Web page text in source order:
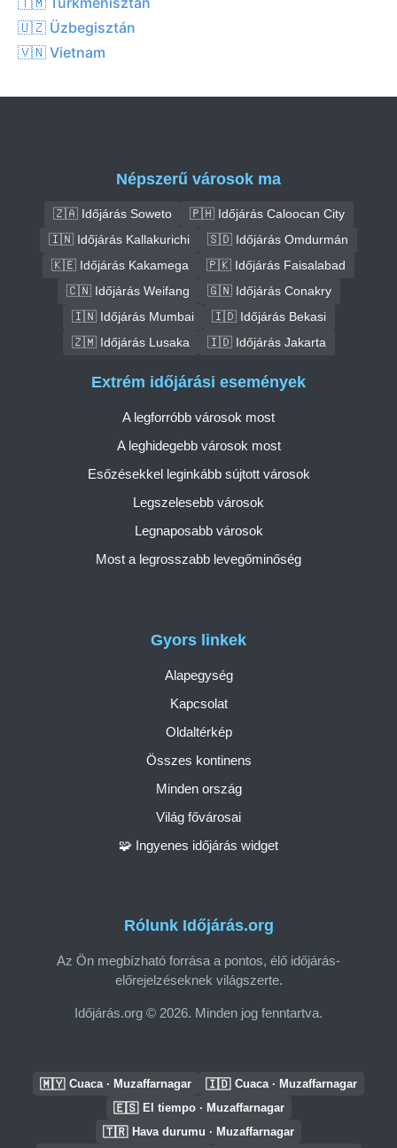
🇺🇿 Üzbegisztán
🇻🇳 Vietnam
Népszerű városok ma
🇿🇦 Időjárás Soweto
🇵🇭 Időjárás Caloocan City
🇮🇳 Időjárás Kallakurichi
🇸🇩 Időjárás Omdurmán
🇰🇪 Időjárás Kakamega
🇵🇰 Időjárás Faisalabad
🇨🇳 Időjárás Weifang
🇬🇳 Időjárás Conakry
🇮🇳 Időjárás Mumbai
🇮🇩 Időjárás Bekasi
🇿🇲 Időjárás Lusaka
🇮🇩 Időjárás Jakarta
Rólunk Időjárás.org
Az Ön megbízható forrása a pontos, élő időjárás-
előrejelzéseknek világszerte.
Időjárás.org © 2026. Minden jog fenntartva.
Gyors linkek
Alapegység
Kapcsolat
Oldaltérkép
Összes kontinens
Minden ország
Világ fővárosai
🧩 Ingyenes időjárás widget
Extrém időjárási események
A legforróbb városok most
A leghidegebb városok most
Esőzésekkel leginkább sújtott városok
Legszelesebb városok
Legnaposabb városok
Most a legrosszabb levegőminőség
🇲🇾 Cuaca · Muzaffarnagar 🇮🇩 Cuaca · Muzaffarnagar
🇪🇸 El tiempo · Muzaffarnagar
🇹🇷 Hava durumu · Muzaffarnagar